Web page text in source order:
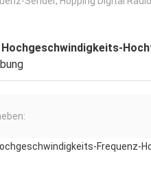
Hochgeschwindigkeits-
Frequenz-